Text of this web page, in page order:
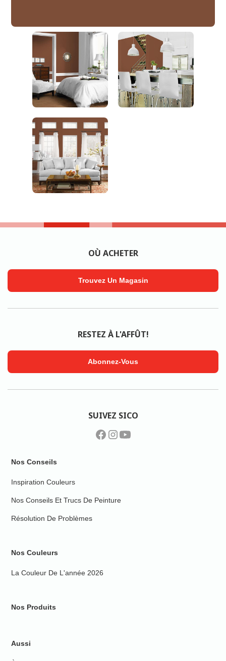
OÙ ACHETER
Trouvez Un Magasin
RESTEZ À L'AFFÛT!
Abonnez-Vous
SUIVEZ SICO
Nos Conseils
Inspiration Couleurs
Nos Conseils Et Trucs De Peinture
Résolution De Problèmes
Nos Couleurs
La Couleur De L'année 2026
Nos Produits
Aussi